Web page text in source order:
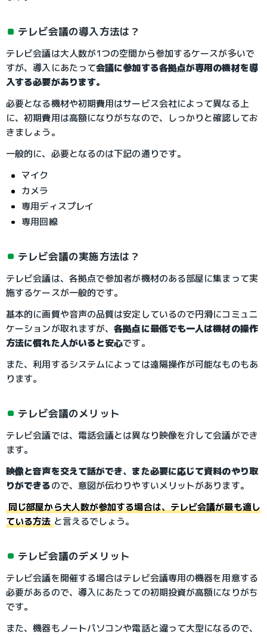
テレビ会議の導入方法は？
テレビ会議は大人数が1つの空間から参加するケースが多いで
すが、導入にあたって会議に参加する各拠点が専用の機材を導
入する必要があります。
必要となる機材や初期費用はサービス会社によって異なる上
に、初期費用は高額になりがちなので、しっかりと確認してお
きましょう。
一般的に、必要となるのは下記の通りです。
マイク
カメラ
専用ディスプレイ
専用回線
テレビ会議の実施方法は？
テレビ会議は、各拠点で参加者が機材のある部屋に集まって実
施するケースが一般的です。
基本的に画質や音声の品質は安定しているので円滑にコミュニ
ケーションが取れますが、各拠点に最低でも一人は機材の操作
方法に慣れた人がいると安心です。
また、利用するシステムによっては遠隔操作が可能なものもあ
ります。
テレビ会議のメリット
テレビ会議では、電話会議とは異なり映像を介して会議ができ
ます。
映像と音声を交えて話ができ、また必要に応じて資料のやり取
りができるので、意図が伝わりやすいメリットがあります。
同じ部屋から大人数が参加する場合は、テレビ会議が最も適し
ている方法と言えるでしょう。
テレビ会議のデメリット
テレビ会議を開催する場合はテレビ会議専用の機器を用意する
必要があるので、導入にあたっての初期投資が高額になりがち
です。
また、機器もノートパソコンや電話と違って大型になるので、